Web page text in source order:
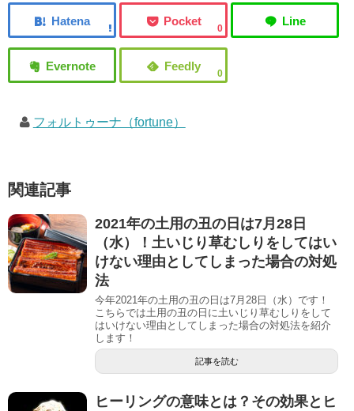
0
0
フォルトゥーナ（fortune）
関連記事
2021年の土用の丑の日は7月28日
（水）！土いじり草むしりをしてはい
けない理由としてしまった場合の対処
法
今年2021年の土用の丑の日は7月28日（水）です！
こちらでは土用の丑の日に土いじり草むしりをして
はいけない理由としてしまった場合の対処法を紹介
します！
記事を読む
ヒーリングの意味とは？その効果とヒ